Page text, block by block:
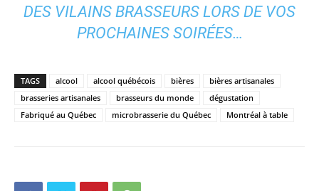
DES VILAINS BRASSEURS LORS DE VOS
PROCHAINES SOIRÉES…
TAGS alcool alcool québécois bières
bières artisanales
brasseries artisanales
brasseurs du monde
dégustation
Fabriqué au Québec
microbrasserie du Québec Montréal à table